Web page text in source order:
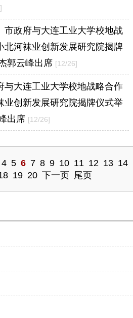
市政府与大连工业大学校地战
北河袜业创新发展研究院揭牌
郭云峰出席 [12/26]
与大连工业大学校地战略合作
业创新发展研究院揭牌仪式举
出席 [12/26]
4 5 6 7 8 9 10 11 12 13 14
19 20 下一页 尾页